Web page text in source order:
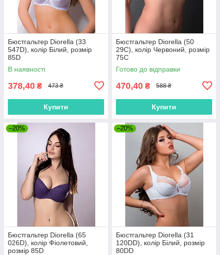
Бюстгальтер Diorella (33
547D), колір Білий, розмір
85D
В наявності
378,40 ₴ 473 ₴
Купити
Бюстгальтер Diorella (50
29C), колір Червоний, розмір
75C
Готово до відправки
470,40 ₴ 588 ₴
Купити
–20%
Бюстгальтер Diorella (65
026D), колір Фіолетовий,
розмір 85D
–20%
Бюстгальтер Diorella (31
120DD), колір Білий, розмір
80DD